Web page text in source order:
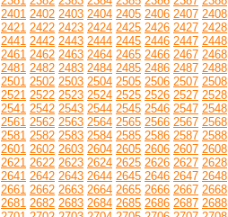
2401 2402 2403 2404 2405 2406 2407 2408
2421 2422 2423 2424 2425 2426 2427 2428
2441 2442 2443 2444 2445 2446 2447 2448
2461 2462 2463 2464 2465 2466 2467 2468
2481 2482 2483 2484 2485 2486 2487 2488
2501 2502 2503 2504 2505 2506 2507 2508
2521 2522 2523 2524 2525 2526 2527 2528
2541 2542 2543 2544 2545 2546 2547 2548
2561 2562 2563 2564 2565 2566 2567 2568
2581 2582 2583 2584 2585 2586 2587 2588
2601 2602 2603 2604 2605 2606 2607 2608
2621 2622 2623 2624 2625 2626 2627 2628
2641 2642 2643 2644 2645 2646 2647 2648
2661 2662 2663 2664 2665 2666 2667 2668
2681 2682 2683 2684 2685 2686 2687 2688